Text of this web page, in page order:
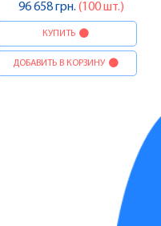
96 658 грн. (100 шт.)
КУПИТЬ
ДОБАВИТЬ В КОРЗИНУ